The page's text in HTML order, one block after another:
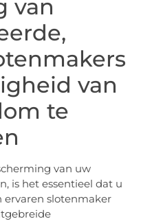
van
van
te
van uw
is het essentieel dat u
ervaren slotenmaker